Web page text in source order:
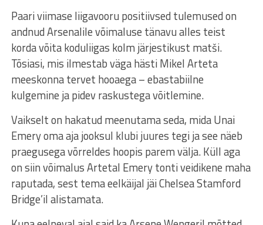
Paari viimase liigavooru positiivsed tulemused on
andnud Arsenalile võimaluse tänavu alles teist
korda võita koduliigas kolm järjestikust matši.
Tõsiasi, mis ilmestab väga hästi Mikel Arteta
meeskonna tervet hooaega – ebastabiilne
kulgemine ja pidev raskustega võitlemine.
Vaikselt on hakatud meenutama seda, mida Unai
Emery oma aja jooksul klubi juures tegi ja see näeb
praegusega võrreldes hoopis parem välja. Küll aga
on siin võimalus Artetal Emery tonti veidikene maha
raputada, sest tema eelkäijal jäi Chelsea Stamford
Bridge’il alistamata.